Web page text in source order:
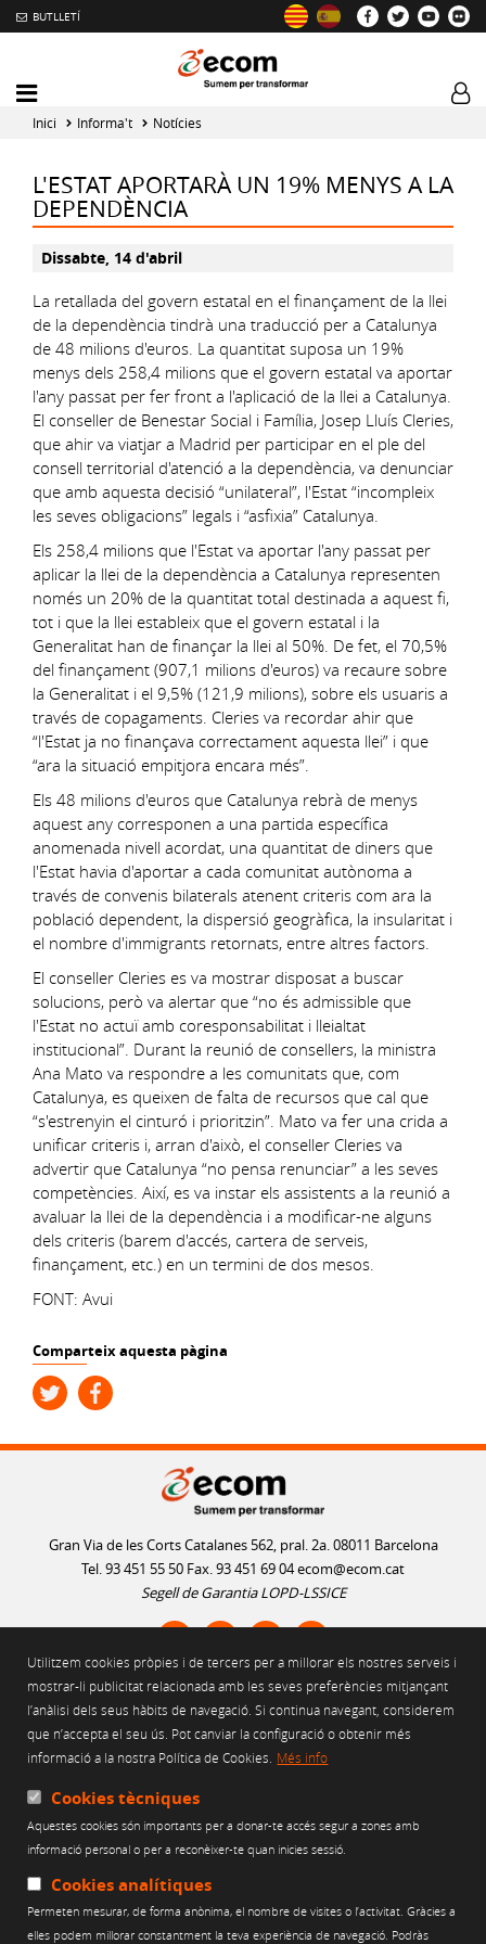
Utilitzem cookies pròpies i de tercers per a millorar els nostres serveis i
mostrar-li publicitat relacionada amb les seves preferències mitjançant
l’anàlisi dels seus hàbits de navegació. Si continua navegant, considerem
que n’accepta el seu ús. Pot canviar la configuració o obtenir més
informació a la nostra Política de Cookies. Més info
Cookies tècniques
Aquestes cookies són importants per a donar-te accés segur a zones amb
informació personal o per a reconèixer-te quan inicies sessió.
Cookies analítiques
Permeten mesurar, de forma anònima, el nombre de visites o l’activitat. Gràcies a
elles podem millorar constantment la teva experiència de navegació. Podràs
BUTLLETÍ
Mobile
menu
toggler
Inici Informa't Notícies
L'ESTAT APORTARÀ UN 19% MENYS A LA
DEPENDÈNCIA
Dissabte, 14 d'abril
La retallada del govern estatal en el finançament de la llei
de la dependència tindrà una traducció per a Catalunya
de 48 milions d'euros. La quantitat suposa un 19%
menys dels 258,4 milions que el govern estatal va aportar
l'any passat per fer front a l'aplicació de la llei a Catalunya.
El conseller de Benestar Social i Família, Josep Lluís Cleries,
que ahir va viatjar a Madrid per participar en el ple del
consell territorial d'atenció a la dependència, va denunciar
que amb aquesta decisió “unilateral”, l'Estat “incompleix
les seves obligacions” legals i “asfixia” Catalunya.
Els 258,4 milions que l'Estat va aportar l'any passat per
aplicar la llei de la dependència a Catalunya representen
només un 20% de la quantitat total destinada a aquest fi,
tot i que la llei estableix que el govern estatal i la
Generalitat han de finançar la llei al 50%. De fet, el 70,5%
del finançament (907,1 milions d'euros) va recaure sobre
la Generalitat i el 9,5% (121,9 milions), sobre els usuaris a
través de copagaments. Cleries va recordar ahir que
“l'Estat ja no finançava correctament aquesta llei” i que
“ara la situació empitjora encara més”.
Els 48 milions d'euros que Catalunya rebrà de menys
aquest any corresponen a una partida específica
anomenada nivell acordat, una quantitat de diners que
l'Estat havia d'aportar a cada comunitat autònoma a
través de convenis bilaterals atenent criteris com ara la
població dependent, la dispersió geogràfica, la insularitat i
el nombre d'immigrants retornats, entre altres factors.
El conseller Cleries es va mostrar disposat a buscar
solucions, però va alertar que “no és admissible que
l'Estat no actuï amb coresponsabilitat i lleialtat
institucional”. Durant la reunió de consellers, la ministra
Ana Mato va respondre a les comunitats que, com
Catalunya, es queixen de falta de recursos que cal que
“s'estrenyin el cinturó i prioritzin”. Mato va fer una crida a
unificar criteris i, arran d'això, el conseller Cleries va
advertir que Catalunya “no pensa renunciar” a les seves
competències. Així, es va instar els assistents a la reunió a
avaluar la llei de la dependència i a modificar-ne alguns
dels criteris (barem d'accés, cartera de serveis,
finançament, etc.) en un termini de dos mesos.
FONT: Avui
Comparteix aquesta pàgina
Gran Via de les Corts Catalanes 562, pral. 2a. 08011 Barcelona
Tel. 93 451 55 50 Fax. 93 451 69 04ecom@ecom.cat
Segell de Garantia LOPD-LSSICE
AVÍS LEGAL
POLÍTICA D'ÚS DE COOKIES
POLÍTICA DE PRIVACITAT
POLÍTICA DE XARXES SOCIALS
CANAL ÈTIC
Web finançat per: